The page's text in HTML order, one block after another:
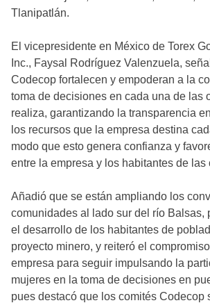
Tlanipatlán.
El vicepresidente en México de Torex
Inc., Faysal Rodríguez Valenzuela,
Codecop fortalecen y empoderan a la
toma de decisiones en cada una de las
realiza, garantizando la transparencia
los recursos que la empresa destina
modo que esto genera confianza y
entre la empresa y los habitantes de las
Añadió que se están ampliando los
comunidades al lado sur del río Balsas,
el desarrollo de los habitantes de
proyecto minero, y reiteró el
empresa para seguir impulsando la
mujeres en la toma de decisiones en
pues destacó que los comités Codecop